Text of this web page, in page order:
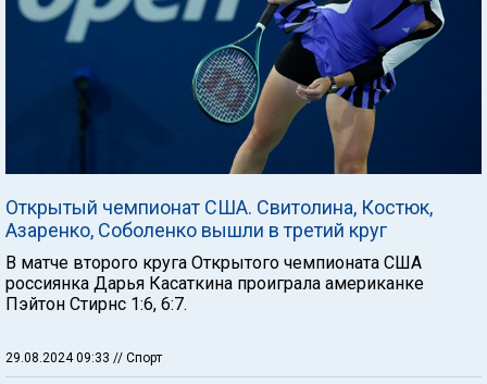
Открытый чемпионат США. Свитолина, Костюк,
Азаренко, Соболенко вышли в третий круг
В матче второго круга Открытого чемпионата США
россиянка Дарья Касаткина проиграла американке
Пэйтон Стирнс 1:6, 6:7.
29.08.2024 09:33 // Спорт